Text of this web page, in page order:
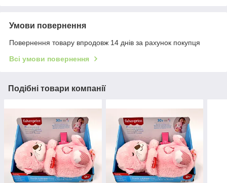
Умови повернення
Повернення товару впродовж 14 днів за рахунок покупця
Всі умови повернення
Подібні товари компанії